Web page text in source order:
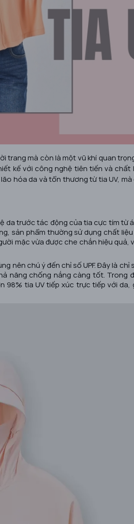
trang mà còn là một vũ khí quan
kế với công nghệ tiên tiến và chất
hóa da và tổn thương từ tia UV, mà
da trước tác động của tia cực tím từ
sản phẩm thường sử dụng chất
mặc vừa được che chắn hiệu quả,
nên chú ý đến chỉ số UPF. Đây là chỉ
năng chống nắng càng tốt. Trong
98% tia UV tiếp xúc trực tiếp với da,